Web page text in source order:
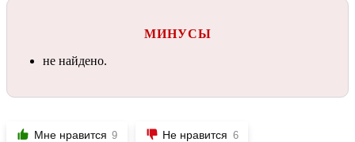
МИНУСЫ
не найдено.
Мне нравится 9 Не нравится 6